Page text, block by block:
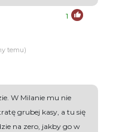
1
temu)
W Milanie mu nie
grubej kasy, a tu się
na zero, jakby go w